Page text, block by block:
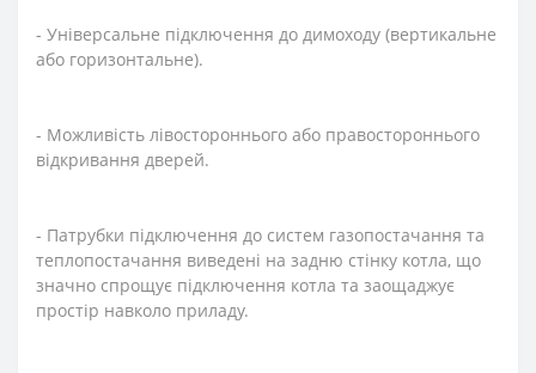
- Універсальне підключення до димоходу (вертикальне
або горизонтальне).
- Можливість лівостороннього або правостороннього
відкривання дверей.
- Патрубки підключення до систем газопостачання та
теплопостачання виведені на задню стінку котла, що
значно спрощує підключення котла та заощаджує
простір навколо приладу.